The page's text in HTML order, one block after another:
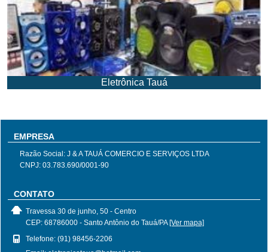
Eletrônica Tauá
EMPRESA
Razão Social: J & A TAUÁ COMERCIO E SERVIÇOS LTDA
CNPJ: 03.783.690/0001-90
CONTATO
Travessa 30 de junho, 50 - Centro
CEP: 68786000 - Santo Antônio do Tauá/PA [Ver mapa]
Telefone: (91) 98456-2206